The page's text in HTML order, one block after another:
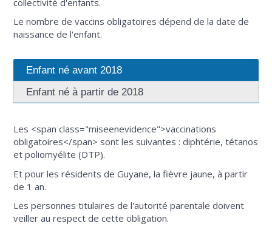
Le nombre de vaccins obligatoires dépend de la date de
naissance de l'enfant.
Enfant né avant 2018
Enfant né à partir de 2018
Les <span class="miseenevidence">vaccinations
obligatoires</span> sont les suivantes : diphtérie, tétanos
et poliomyélite (DTP).
Et pour les résidents de Guyane, la fièvre jaune, à partir
de 1 an.
Les personnes titulaires de l'autorité parentale doivent
veiller au respect de cette obligation.